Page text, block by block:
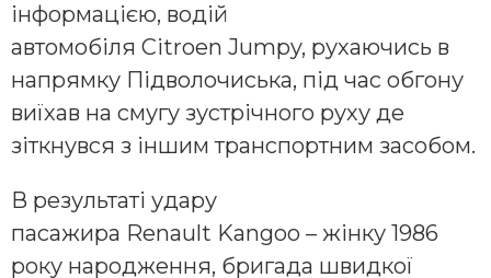
інформацією, водій
автомобіля Citroen Jumpy, рухаючись в
напрямку Підволочиська, під час обгону
виїхав на смугу зустрічного руху де
зіткнувся з іншим транспортним засобом.
В результаті удару
пасажира Renault Kangoo – жінку 1986
року народження, бригада швидкої